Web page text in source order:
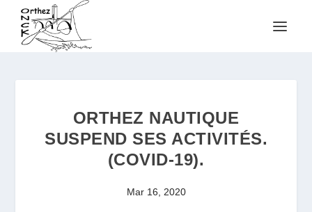
ORTHEZ NAUTIQUE
SUSPEND SES ACTIVITÉS.
(COVID-19).
Mar 16, 2020